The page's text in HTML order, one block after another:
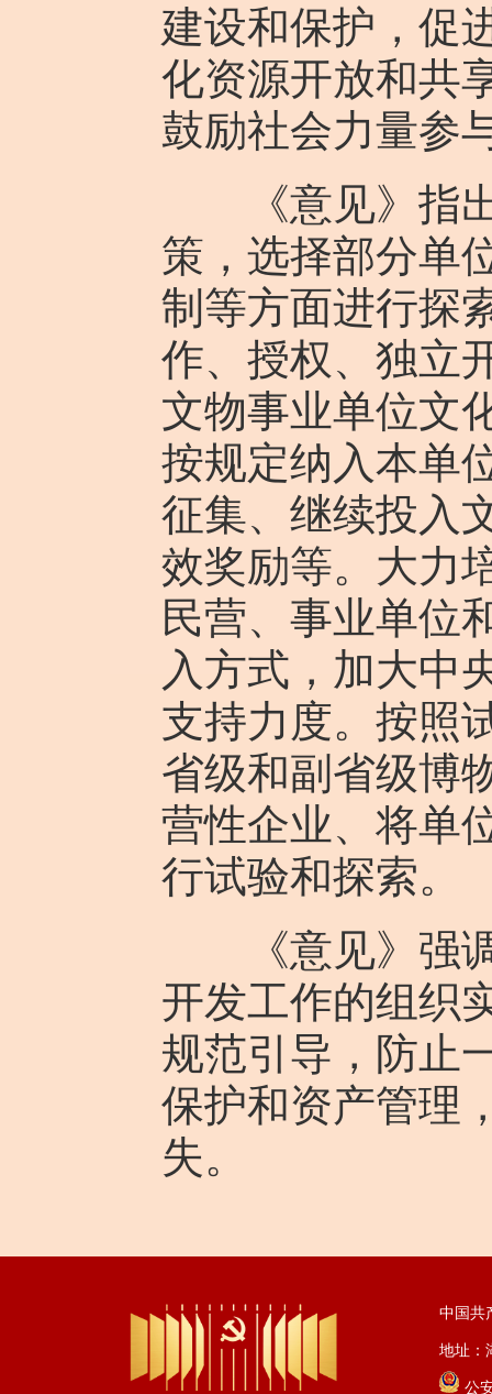
建设和保护，促
化资源开放和共
鼓励社会力量参
《意见》指出
策，选择部分单
制等方面进行探
作、授权、独立
文物事业单位文
按规定纳入本单
征集、继续投入
效奖励等。大力
民营、事业单位
入方式，加大中
支持力度。按照
省级和副省级博
营性企业、将单
行试验和探索。
《意见》强调
开发工作的组织
规范引导，防止
保护和资产管理
失。
中国共
地址：
公